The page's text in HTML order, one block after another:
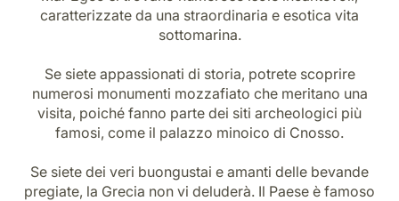
caratterizzate da una straordinaria e esotica vita
sottomarina.
Se siete appassionati di storia, potrete scoprire
numerosi monumenti mozzafiato che meritano una
visita, poiché fanno parte dei siti archeologici più
famosi, come il palazzo minoico di Cnosso.
Se siete dei veri buongustai e amanti delle bevande
pregiate, la Grecia non vi deluderà. Il Paese è famoso